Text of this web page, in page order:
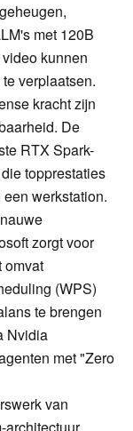
met 120B
kunnen
verplaatsen.
kracht zijn
De
RTX Spark-
topprestaties
werkstation.
zorgt voor
omvat
(WPS)
te brengen
Nvidia
met "Zero
van